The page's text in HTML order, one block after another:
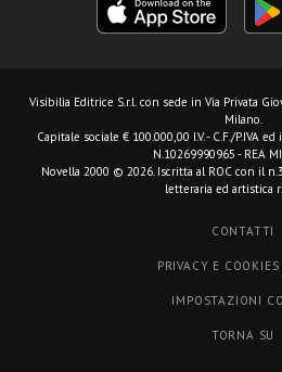
Visibilia Editrice S.r.l. con sede in Via Privata
Milano.
Capitale sociale € 100.000,00 I.V. - C.F./P.IVA
N.10269990965 - REA
Novella 2000 © 2026. Iscritta al ROC con il
letteraria ed artistica
CONTATTI
PRIVACY E
IMPOSTAZIONI
TORNA SU